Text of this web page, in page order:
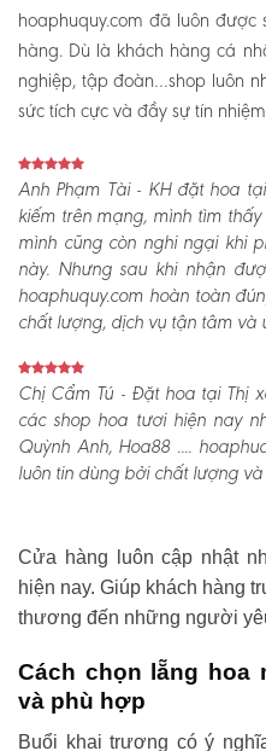
hoaphuquy.com đã luôn
hàng. Dù là khách hàng cá
nghiệp, tập đoàn…shop luôn
sức tích cực và đầy sự tín
Anh Phạm Tài - KH đặt hoa
kiếm trên mạng, mình tìm
mình cũng còn nghi ngại khi
này. Nhưng sau khi nhận
hoaphuquy.com hoàn toàn
chất lượng, dịch vụ tận tâm và
Chị Cẩm Tú - Đặt hoa tại Thị
các shop hoa tươi hiện nay
Quỳnh Anh, Hoa88 ....
luôn tin dùng bởi chất lượng
Cửa hàng luôn cập nhật
hiện nay. Giúp khách hàng
thương đến những người
Cách chọn lẵng hoa
và phù hợp
Buổi khai trương có ý